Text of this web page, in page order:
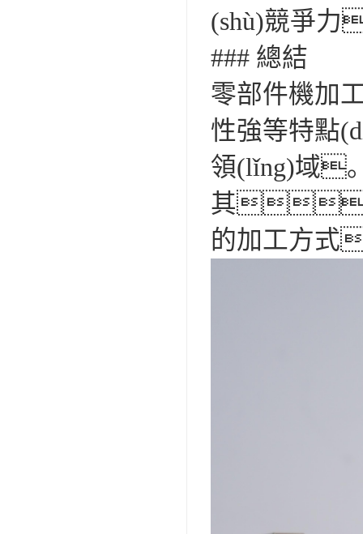
(shù)競爭
### 總結
零部件機
性強等特點
領(lǐng)域
其、
的加工方